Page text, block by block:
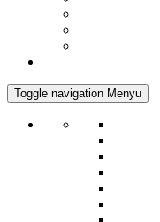
Toggle navigation Menyu